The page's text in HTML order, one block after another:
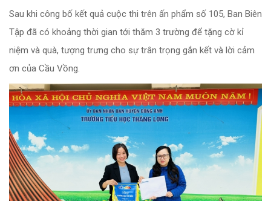
Sau khi công bố kết quả cuộc thi trên ấn phẩm số 105, Ban Biên
Tập đã có khoảng thời gian tới thăm 3 trường để tặng cờ kỉ
niệm và quà, tượng trưng cho sự trân trọng gắn kết và lời cảm
ơn của Cầu Vồng.